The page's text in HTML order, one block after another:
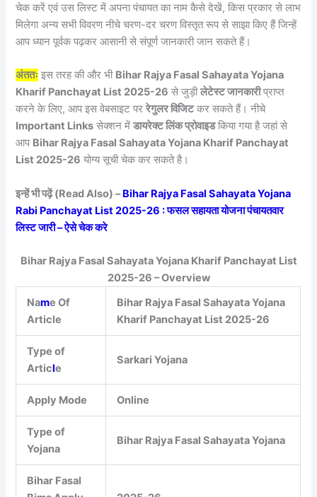
चेक करें एवं उस लिस्ट में अपना पंचायत का नाम कैसे देखें, किस प्रकार से लाभ
मिलेगा अन्य सभी विवरण नीचे चरण-दर चरण विस्तृत रूप से साझा किए हैं जिन्हें
आप ध्यान पूर्वक पढ़कर आसानी से संपूर्ण जानकारी जान सकते हैं।
अंततः इस तरह की और भी Bihar Rajya Fasal Sahayata Yojana
Kharif Panchayat List 2025-26 से जुड़ीलेटेस्ट जानकारीप्राप्त
करने के लिए, आप इस वेबसाइट पररेगुलर विजिटकर सकते हैं। नीचे
Important Links सेक्शन मेंडायरेक्ट लिंक प्रोवाइडकिया गया है जहां से
आप Bihar Rajya Fasal Sahayata Yojana Kharif Panchayat
List 2025-26 योग्य सूची चेक कर सकते है।
इन्हें भी पढ़ें (Read Also) –Bihar Rajya Fasal Sahayata Yojana
Rabi Panchayat List 2025-26 : फसल सहायता योजना पंचायतवार
लिस्ट जारी – ऐसे चेक करे
Bihar Rajya Fasal Sahayata Yojana Kharif Panchayat List
2025-26 – Overview
Name Of
Article
Bihar Rajya Fasal Sahayata Yojana
Kharif Panchayat List 2025-26
Type of
Article
Sarkari Yojana
Apply Mode Online
Type of
Yojana
Bihar Rajya Fasal Sahayata Yojana
Bihar Fasal